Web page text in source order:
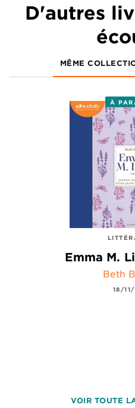
D'autres
MÊME
À
Emma M.
Beth
18/
VOIR TOUTE